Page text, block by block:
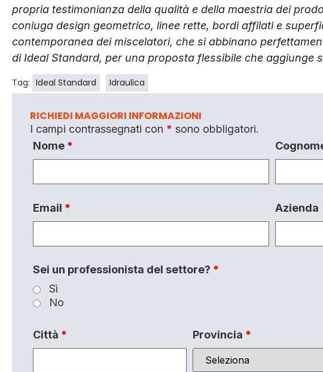
propria testimonianza della qualità e della maestria dei
coniuga design geometrico, linee rette, bordi affilati e
contemporanea dei miscelatori, che si abbinano
di Ideal Standard, per una proposta flessibile che aggiunge
Tag: Ideal Standard Idraulica
RICHIEDI MAGGIORI INFORMAZIONI
I campi contrassegnati con * sono obbligatori.
Nome *
Email * Azienda
Sei un professionista del settore? *
Sì
No
Città * Provincia *